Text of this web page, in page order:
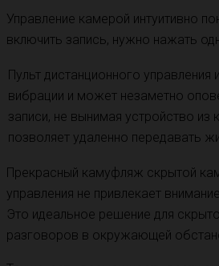
Управление камерой интуитивно
включить запись, нужно нажать
Пульт дистанционного
вибрации и может незаметно
записи, не вынимая устройство
позволяет удаленно передавать
Прекрасный камуфляж скрытой
управления не привлекает
Это идеальное решение для
разговоров в окружающей